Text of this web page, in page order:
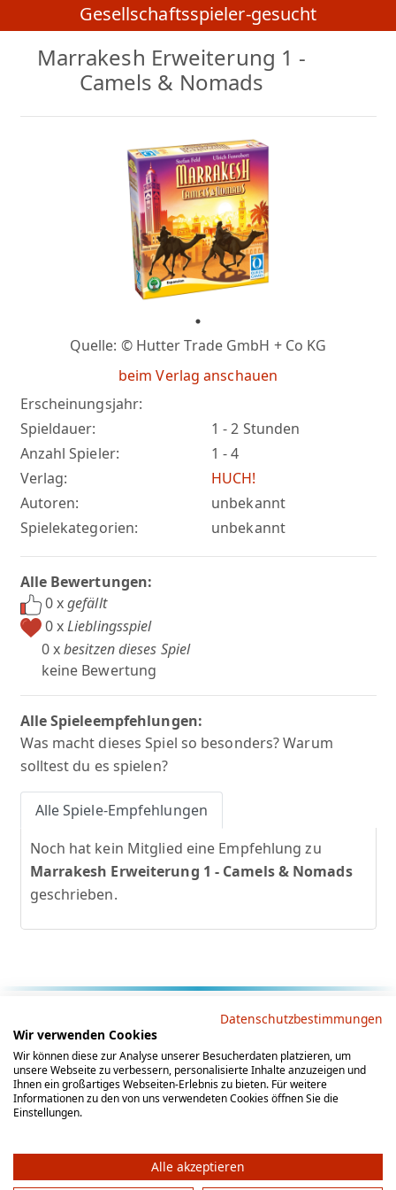
Gesellschaftsspieler-gesucht
Marrakesh Erweiterung 1 -
Camels & Nomads
Erscheinungsjahr:
Spieldauer:
1 - 2 Stunden
Anzahl Spieler:
1 - 4
Verlag:
HUCH!
Autoren:
unbekannt
Spielekategorien:
unbekannt
Quelle: © Hutter Trade GmbH + Co KG
beim Verlag anschauen
Alle Bewertungen:
0 xgefällt
0 xLieblingsspiel
0 xbesitzen dieses Spiel
keine Bewertung
Alle Spieleempfehlungen:
Was macht dieses Spiel so besonders? Warum
solltest du es spielen?
Alle Spiele-Empfehlungen
Noch hat kein Mitglied eine Empfehlung zu
Marrakesh Erweiterung 1 - Camels & Nomads
geschrieben.
AGB Datenschutz
Impressum
Social Media
Datenschutzbestimmungen
Wir verwenden Cookies
Wir können diese zur Analyse unserer Besucherdaten platzieren, um
unsere Webseite zu verbessern, personalisierte Inhalte anzuzeigen und
Ihnen ein großartiges Webseiten-Erlebnis zu bieten. Für weitere
Informationen zu den von uns verwendeten Cookies öffnen Sie die
Einstellungen.
Alle akzeptieren